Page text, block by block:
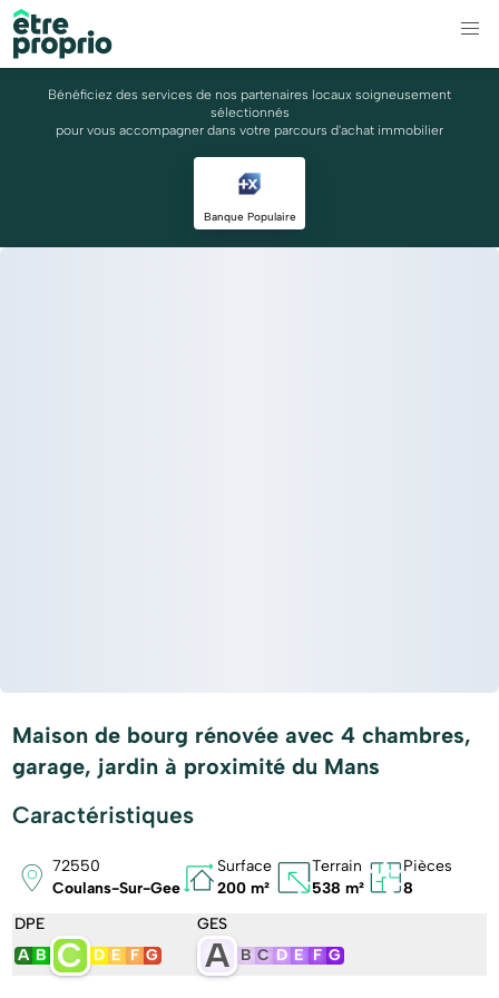
Bénéficiez des services de nos partenaires locaux soigneusement
sélectionnés
pour vous accompagner dans votre parcours d'achat immobilier
Banque Populaire
Maison de bourg rénovée avec 4 chambres,
garage, jardin à proximité du Mans
Caractéristiques
72550
Coulans-Sur-Gee
Surface
200 m²
Terrain
538 m²
Pièces
8
DPE
A B C D E F G
GES
A B C D E F G